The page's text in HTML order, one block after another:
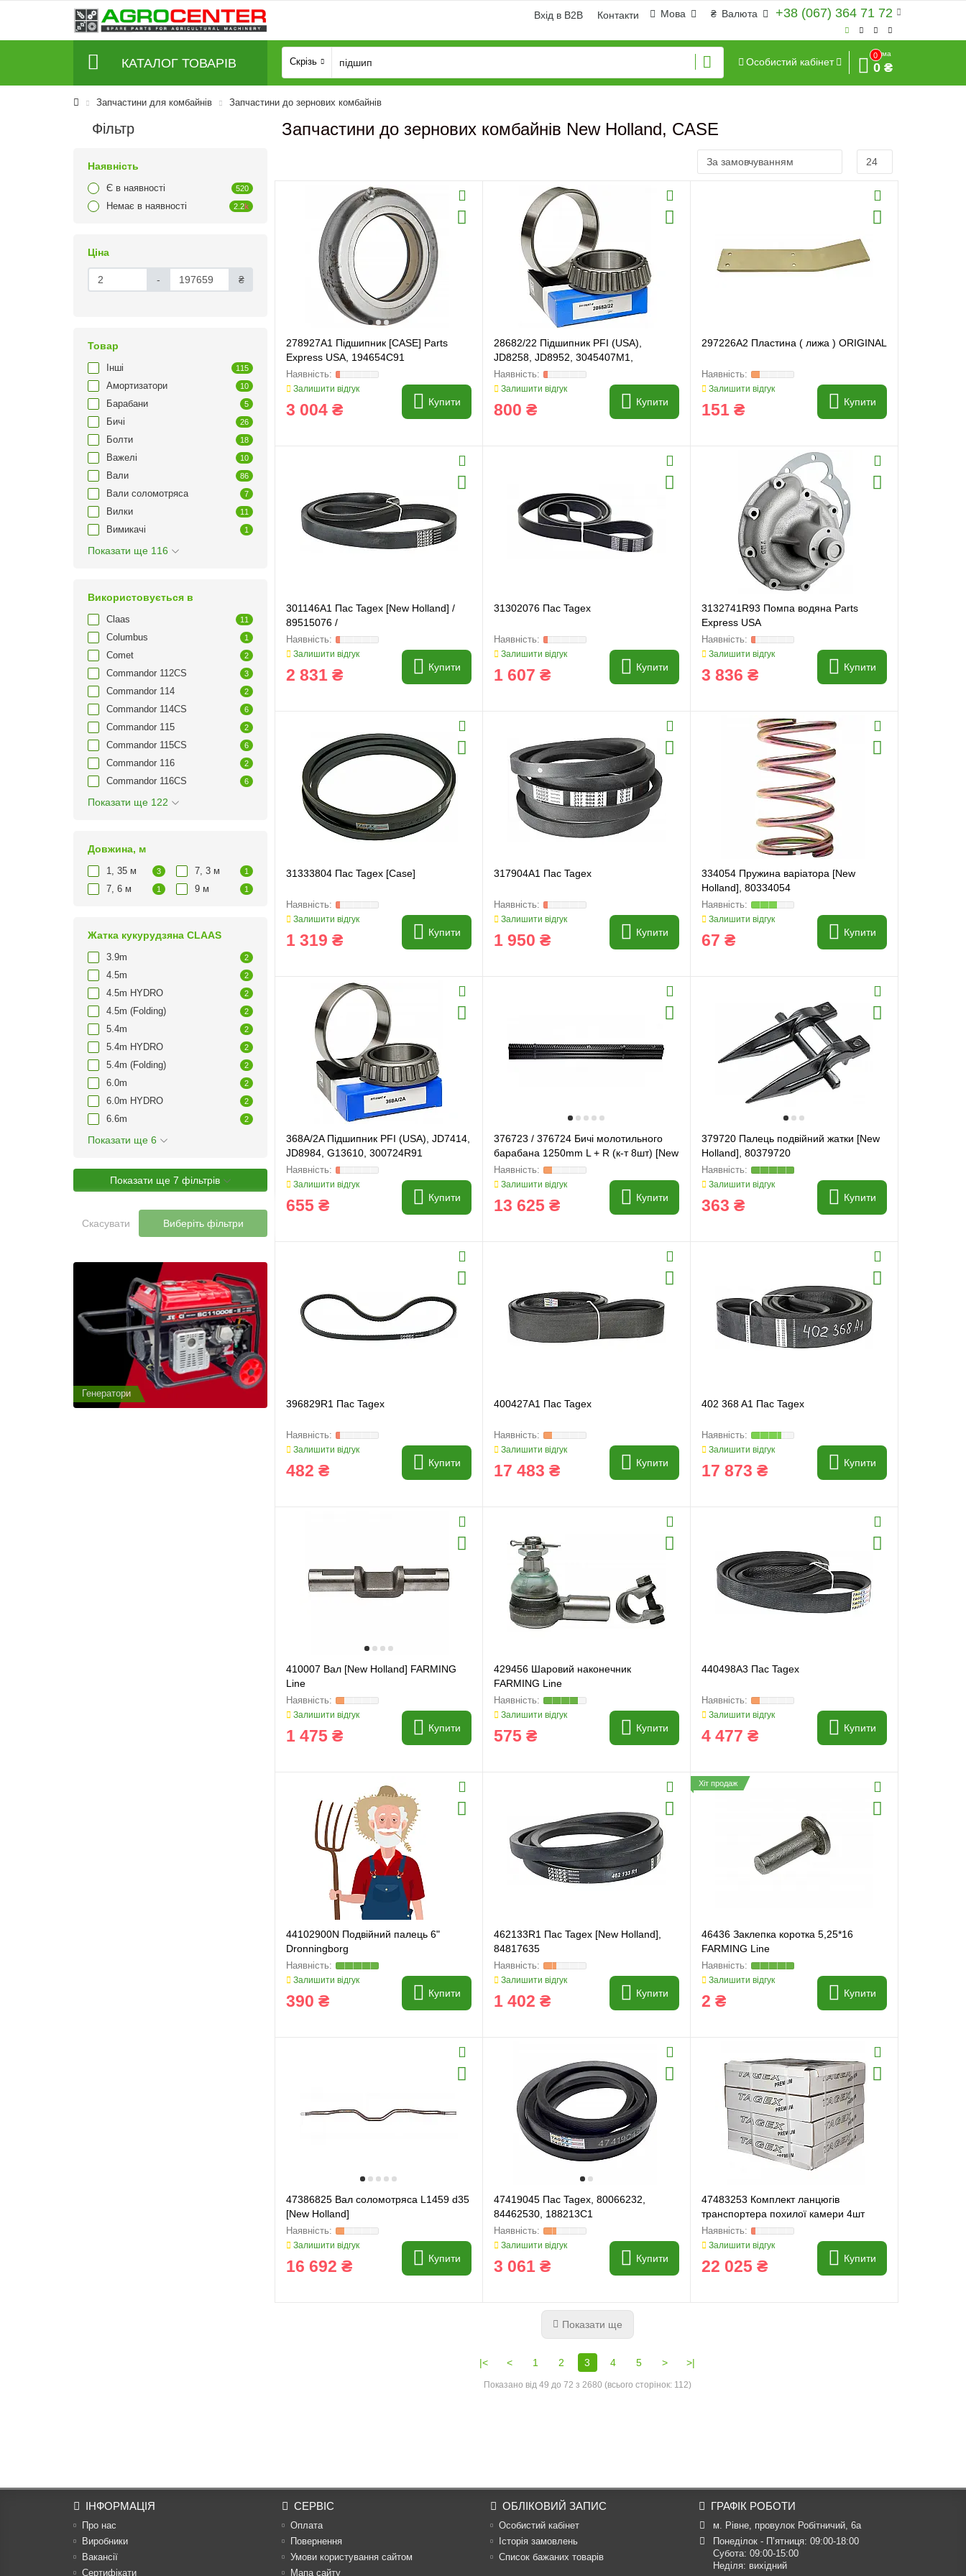
+38 (067) 364 71 72
₴ Валюта
Мова
Вхід в B2B Контакти
КАТАЛОГ ТОВАРІВ Скрізь Особистий кабінет
0
Сума
0 ₴
Запчастини для комбайнів Запчастини до зернових комбайнів
Фільтр
Наявність
Є в наявності 520
Немає в наявності 2.2k
Ціна
- ₴
Товар
Інші 115
Амортизатори 10
Барабани 5
Бичі 26
Болти 18
Важелі 10
Вали 86
Вали соломотряса 7
Вилки 11
Вимикачі 1
Показати ще 116
Використовується в
Claas 11
Columbus 1
Comet 2
Commandor 112CS 3
Commandor 114 2
Commandor 114CS 6
Commandor 115 2
Commandor 115CS 6
Commandor 116 2
Commandor 116CS 6
Показати ще 122
Довжина, м
1, 35 м 3 7, 3 м 1
7, 6 м 1 9 м 1
Жатка кукурудзяна CLAAS
3.9m 2
4.5m 2
4.5m HYDRO 2
4.5m (Folding) 2
5.4m 2
5.4m HYDRO 2
5.4m (Folding) 2
6.0m 2
6.0m HYDRO 2
6.6m 2
Показати ще 6
Показати ще 7 фільтрів
Скасувати Виберіть фільтри
Генератори
Запчастини до зернових комбайнів New Holland, CASE
278927A1 Підшипник [CASE] Parts
Express USA, 194654C91
Залишити відгук
3 004 ₴ Купити
28682/22 Підшипник PFI (USA),
JD8258, JD8952, 3045407M1,
530936R91
Залишити відгук
800 ₴ Купити
297226А2 Пластина ( лижа ) ORIGINAL
Залишити відгук
151 ₴ Купити
301146A1 Пас Tagex [New Holland] /
89515076 /
Залишити відгук
2 831 ₴ Купити
31302076 Пас Tagex
Залишити відгук
1 607 ₴ Купити
3132741R93 Помпа водяна Parts
Express USA
Залишити відгук
3 836 ₴ Купити
31333804 Пас Tagex [Case]
Залишити відгук
1 319 ₴ Купити
317904A1 Пас Tagex
Залишити відгук
1 950 ₴ Купити
334054 Пружина варіатора [New
Holland], 80334054
Залишити відгук
67 ₴ Купити
368A/2A Підшипник PFI (USA), JD7414,
JD8984, G13610, 300724R91
Залишити відгук
655 ₴ Купити
376723 / 376724 Бичі молотильного
барабана 1250mm L + R (к-т 8шт) [New
Holland] 80376723, 80376724
Залишити відгук
13 625 ₴ Купити
379720 Палець подвійний жатки [New
Holland], 80379720
Залишити відгук
363 ₴ Купити
396829R1 Пас Tagex
Залишити відгук
482 ₴ Купити
400427A1 Пас Tagex
Залишити відгук
17 483 ₴ Купити
402 368 A1 Пас Tagex
Залишити відгук
17 873 ₴ Купити
410007 Вал [New Holland] FARMING
Line
Залишити відгук
1 475 ₴ Купити
429456 Шаровий наконечник
FARMING Line
Залишити відгук
575 ₴ Купити
440498A3 Пас Tagex
Залишити відгук
4 477 ₴ Купити
44102900N Подвійний палець 6"
Dronningborg
Залишити відгук
390 ₴ Купити
462133R1 Пас Tagex [New Holland],
84817635
Залишити відгук
1 402 ₴ Купити
Хіт продаж
46436 Заклепка коротка 5,25*16
FARMING Line
Залишити відгук
2 ₴ Купити
47386825 Вал соломотряса L1459 d35
[New Holland]
Залишити відгук
16 692 ₴ Купити
47419045 Пас Tagex, 80066232,
84462530, 188213C1
Залишити відгук
3 061 ₴ Купити
47483253 Комплект ланцюгів
транспортера похилої камери 4шт
[New Holland] Tagex, 84441578
Залишити відгук
22 025 ₴ Купити
Показати ще
|< < 1 2 3 4 5 > >|
Показано від 49 до 72 з 2680 (всього сторінок: 112)
ІНФОРМАЦІЯ
Про нас
Виробники
Вакансії
Сертифікати
СЕРВІС
Оплата
Повернення
Умови користування сайтом
Мапа сайту
ОБЛІКОВИЙ ЗАПИС
Особистий кабінет
Історія замовлень
Список бажаних товарів
ГРАФІК РОБОТИ
м. Рівне, провулок Робітничий, 6а
Понеділок - П’ятниця: 09:00-18:00
Субота: 09:00-15:00
Неділя: вихідний